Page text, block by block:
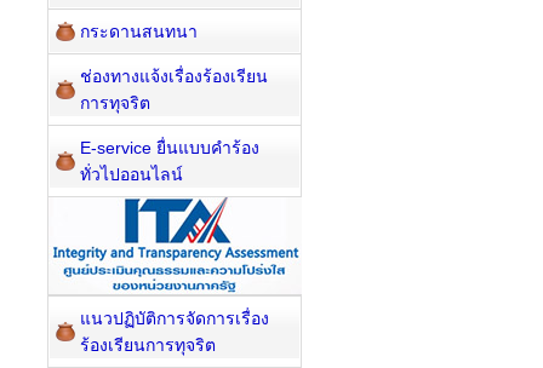
กระดานสนทนา
ช่องทางแจ้งเรื่องร้องเรียน
การทุจริต
E-service ยื่นแบบคำร้อง
ทั่วไปออนไลน์
แนวปฏิบัติการจัดการเรื่อง
ร้องเรียนการทุจริต